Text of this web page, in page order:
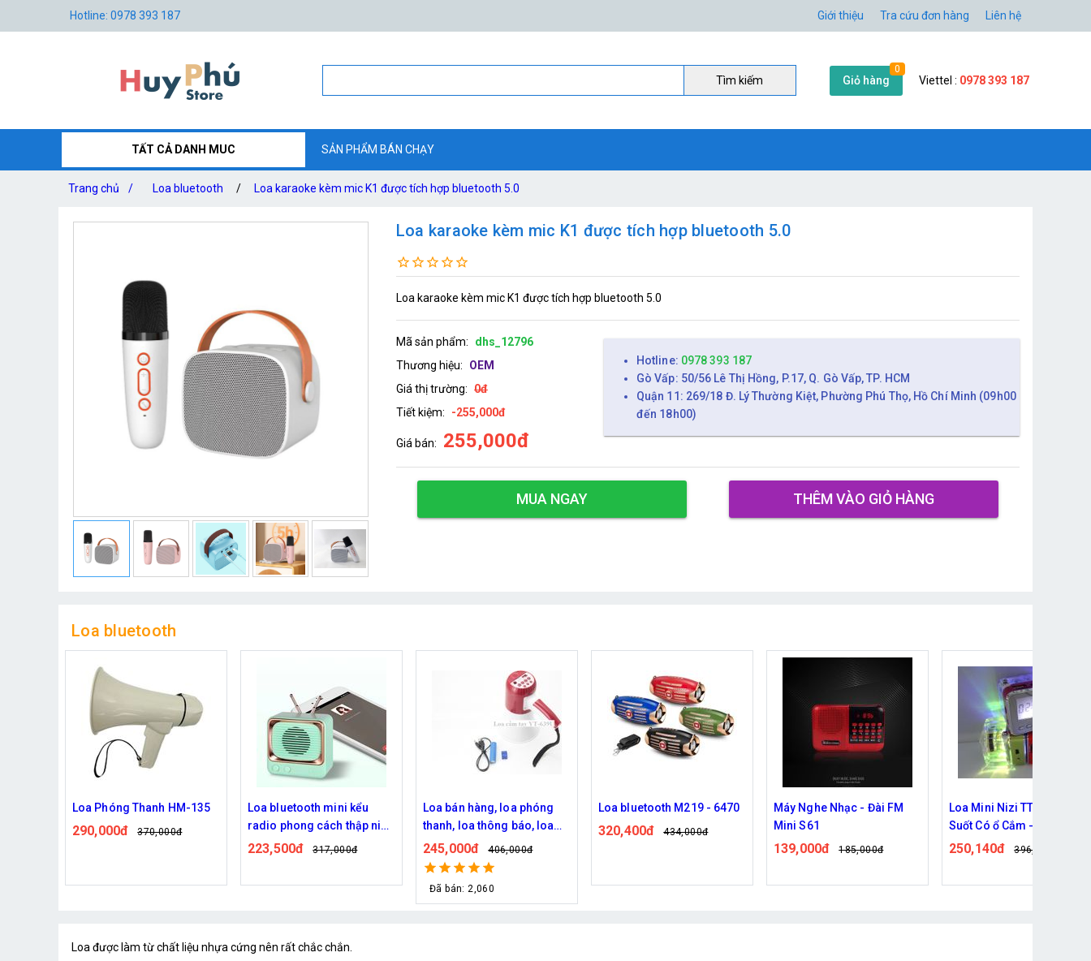
Hotline: 0978 393 187 Giới thiệu Tra cứu đơn hàng Liên hệ
Tìm kiếm Giỏ hàng
0
Viettel : 0978 393 187
TẤT CẢ DANH MUC SẢN PHẨM BÁN CHẠY
Trang chủ / Loa bluetooth / Loa karaoke kèm mic K1 được tích hợp bluetooth 5.0
Loa karaoke kèm mic K1 được tích hợp bluetooth 5.0
Loa karaoke kèm mic K1 được tích hợp bluetooth 5.0
Mã sản phẩm:
dhs_12796
Thương hiệu:
OEM
Giá thị trường: 0đ
Tiết kiệm:
-255,000đ
Giá bán: 255,000đ
Hotline: 0978 393 187
Gò Vấp: 50/56 Lê Thị Hồng, P.17, Q. Gò Vấp, TP. HCM
Quận 11: 269/18 Đ. Lý Thường Kiệt, Phường Phú Thọ, Hồ Chí Minh (09h00
đến 18h00)
MUA NGAY THÊM VÀO GIỎ HÀNG
Loa bluetooth
Loa bluetooth mini kểu
radio phong cách thập niên
Loa bán hàng, loa phóng
thanh, loa thông báo, loa
phát thanh - MS 004, S4
245,000đ 406,000đ
Đã bán: 2,060
Loa bluetooth M219 - 6470
320,400đ 434,000đ
Máy Nghe Nhạc - Đài FM
Mini S61
Loa Mini Nizi TT-028 Trong
Suốt Có ổ Cắm - 5595
250,140đ 396,000đ
Loa Bluetooth LP-V9 có
đỡ điện thoại
270,000đ 408,000đ
Loa được làm từ chất liệu nhựa cứng nên rất chắc chắn.